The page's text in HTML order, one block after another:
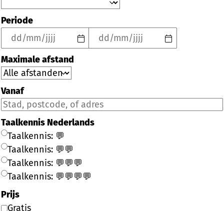
Periode
Maximale afstand
Vanaf
Taalkennis Nederlands
Taalkennis: 💬
Taalkennis: 💬💬
Taalkennis: 💬💬💬
Taalkennis: 💬💬💬💬
Prijs
Gratis